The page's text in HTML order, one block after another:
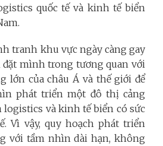
quốc tế và kinh tế biển
tranh khu vực ngày càng gay
đặt mình trong tương quan với
lớn của châu Á và thế giới để
phát triển một đô thị cảng
logistics và kinh tế biển có sức
Vì vậy, quy hoạch phát triển
với tầm nhìn dài hạn, không